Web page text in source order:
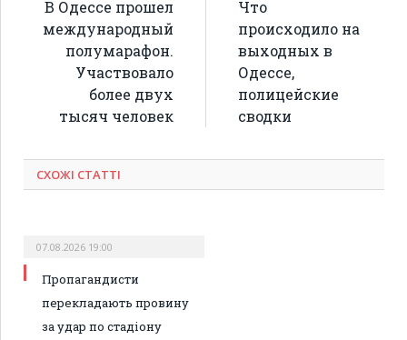
В Одессе прошел
международный
полумарафон.
Участвовало
более двух
тысяч человек
Что
происходило на
выходных в
Одессе,
полицейские
сводки
СХОЖІ СТАТТІ
07.08.2026 19:00
Пропагандисти
перекладають провину
за удар по стадіону